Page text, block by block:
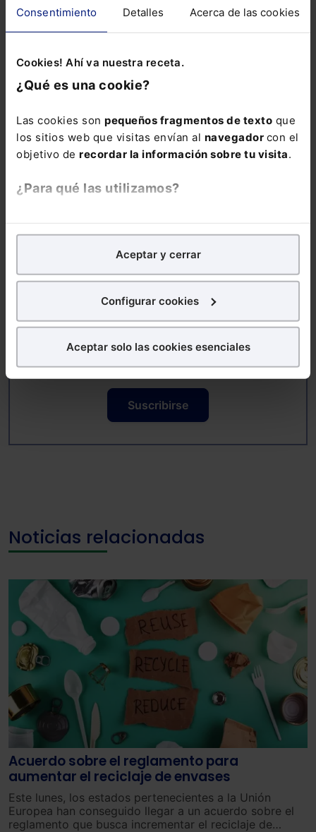
Consentimiento Detalles Acerca de las cookies
Cookies! Ahí va nuestra receta.
¿Qué es una cookie?
Las cookies son pequeños fragmentos de texto que
los sitios web que visitas envían al navegador con el
objetivo de recordar la información sobre tu visita.
¿Para qué las utilizamos?
analíticospara tratar demejorar tu experienciaen
nuestra página web. También con fines publicitarios,
para poder mostrarte publicidad y contenidos de tu
¿Qué puedes hacer?
experiencia en la web sea óptima
aceptar solo las esenciales
todas las cookies excepto aquellas imprescindibles.
seleccionar solo aquellas que quieras permitir en tu
Aceptar y cerrar
Configurar cookies
Aceptar solo las cookies esenciales
ALERTAS
Suscríbete ya a la alerta
ESG
Mantente al día de todo lo relacionado con
ebooks, webinars y mucho más
Consulta la información básica sobre Protección de Datos
Suscribirse
Noticias relacionadas
Acuerdo sobre el reglamento para
aumentar el reciclaje de envases
Este lunes, los estados pertenecientes a la Unión
Europea han conseguido llegar a un acuerdo sobre el
reglamento que busca incrementar el reciclaje de